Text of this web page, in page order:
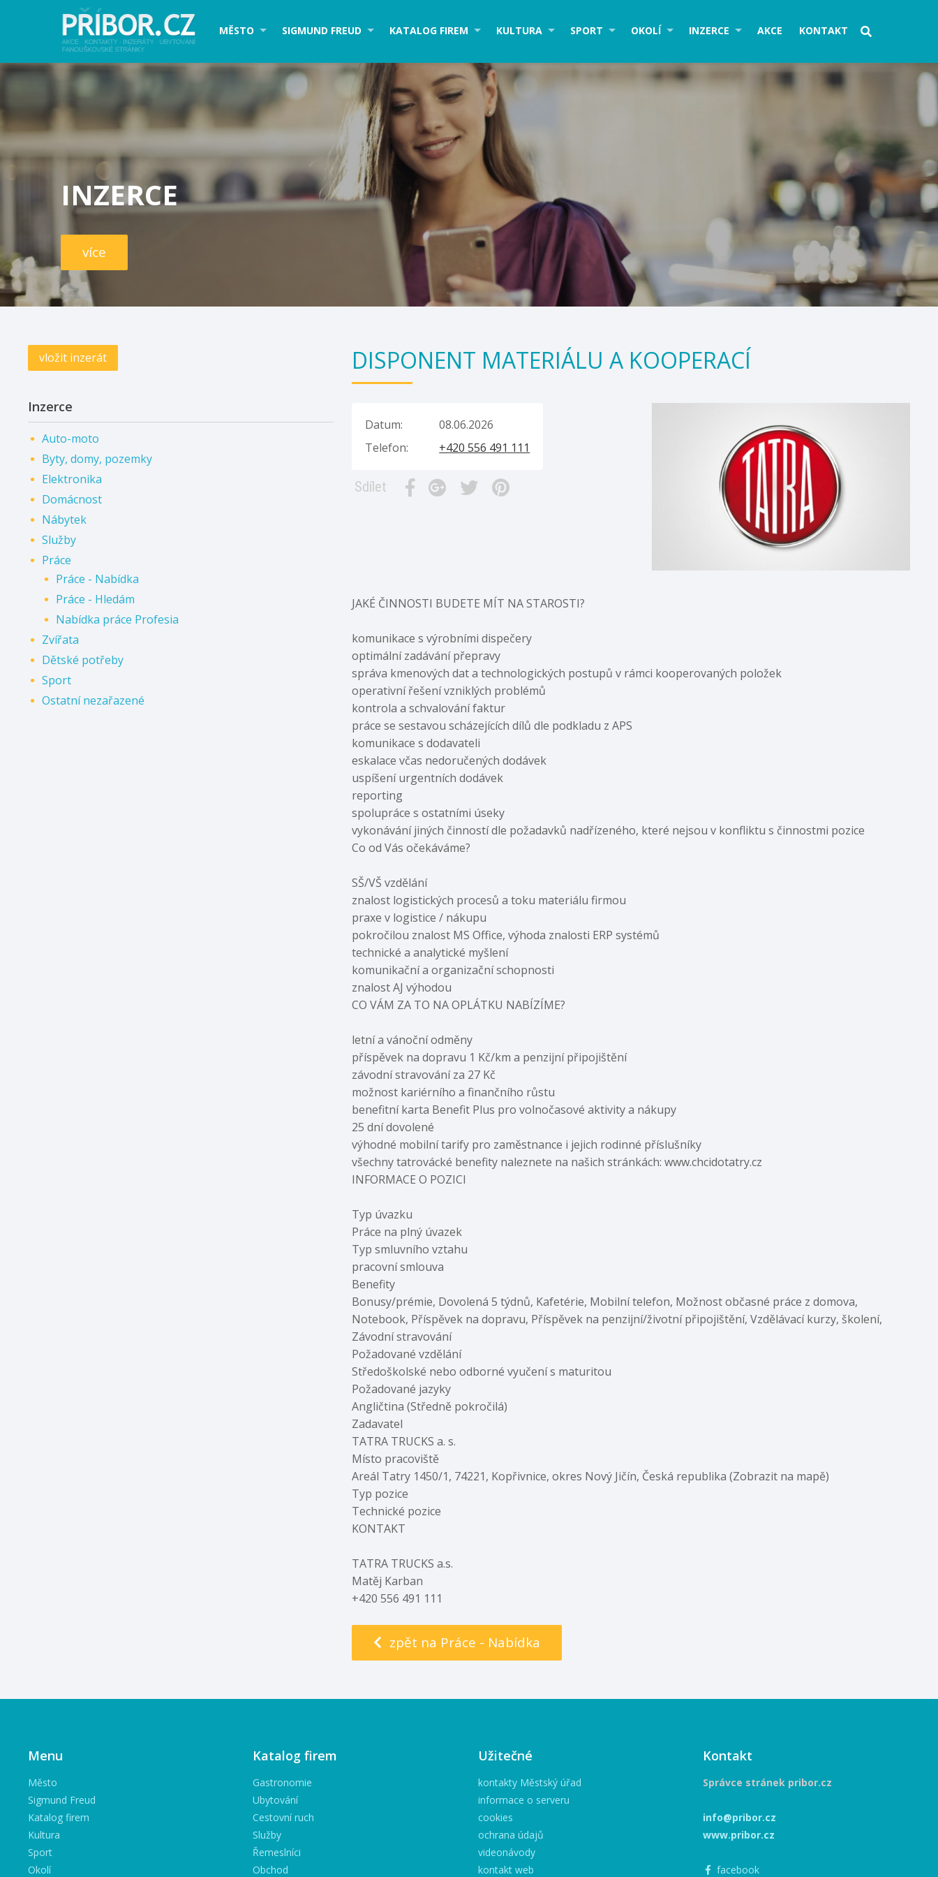
MĚSTO SIGMUND FREUD KATALOG FIREM KULTURA SPORT OKOLÍ INZERCE AKCE KONTAKT
INZERCE
více
vložit inzerát
Inzerce
Auto-moto
Byty, domy, pozemky
Elektronika
Domácnost
Nábytek
Služby
Práce
Práce - Nabídka
Práce - Hledám
Nabídka práce Profesia
Zvířata
Dětské potřeby
Sport
Ostatní nezařazené
DISPONENT MATERIÁLU A KOOPERACÍ
Datum:
08.06.2026
Telefon:
+420 556 491 111
Sdílet
JAKÉ ČINNOSTI BUDETE MÍT NA STAROSTI?
komunikace s výrobními dispečery
optimální zadávání přepravy
správa kmenových dat a technologických postupů v rámci kooperovaných položek
operativní řešení vzniklých problémů
kontrola a schvalování faktur
práce se sestavou scházejících dílů dle podkladu z APS
komunikace s dodavateli
eskalace včas nedoručených dodávek
uspíšení urgentních dodávek
reporting
spolupráce s ostatními úseky
vykonávání jiných činností dle požadavků nadřízeného, které nejsou v konfliktu s činnostmi pozice
Co od Vás očekáváme?
SŠ/VŠ vzdělání
znalost logistických procesů a toku materiálu firmou
praxe v logistice / nákupu
pokročilou znalost MS Office, výhoda znalosti ERP systémů
technické a analytické myšlení
komunikační a organizační schopnosti
znalost AJ výhodou
CO VÁM ZA TO NA OPLÁTKU NABÍZÍME?
letní a vánoční odměny
příspěvek na dopravu 1 Kč/km a penzijní připojištění
závodní stravování za 27 Kč
možnost kariérního a finančního růstu
benefitní karta Benefit Plus pro volnočasové aktivity a nákupy
25 dní dovolené
výhodné mobilní tarify pro zaměstnance i jejich rodinné příslušníky
všechny tatrovácké benefity naleznete na našich stránkách: www.chcidotatry.cz
INFORMACE O POZICI
Typ úvazku
Práce na plný úvazek
Typ smluvního vztahu
pracovní smlouva
Benefity
Bonusy/prémie, Dovolená 5 týdnů, Kafetérie, Mobilní telefon, Možnost občasné práce z domova,
Notebook, Příspěvek na dopravu, Příspěvek na penzijní/životní připojištění, Vzdělávací kurzy, školení,
Závodní stravování
Požadované vzdělání
Středoškolské nebo odborné vyučení s maturitou
Požadované jazyky
Angličtina (Středně pokročilá)
Zadavatel
TATRA TRUCKS a. s.
Místo pracoviště
Areál Tatry 1450/1, 74221, Kopřivnice, okres Nový Jičín, Česká republika (Zobrazit na mapě)
Typ pozice
Technické pozice
KONTAKT
TATRA TRUCKS a.s.
Matěj Karban
+420 556 491 111
zpět na Práce - Nabídka
Menu
Město
Sigmund Freud
Katalog firem
Kultura
Sport
Okolí
Katalog firem
Gastronomie
Ubytování
Cestovní ruch
Služby
Řemeslníci
Obchod
Užitečné
kontakty Městský úřad
informace o serveru
cookies
ochrana údajů
videonávody
kontakt web
Kontakt
Správce stránek pribor.cz
info@pribor.cz
www.pribor.cz
facebook